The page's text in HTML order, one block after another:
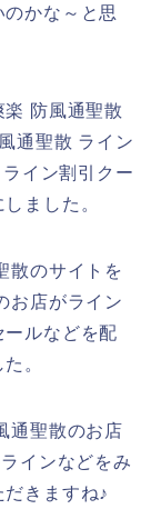
かな～と思
防風通聖散
通聖散 ライン
イン割引クー
ました。
散のサイトを
お店がライン
ルなどを配
。
通聖散のお店
インなどをみ
きますね♪